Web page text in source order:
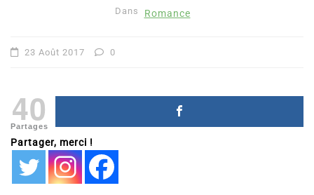
Dans Romance
23 Août 2017 0
40
Partages
Partager, merci !